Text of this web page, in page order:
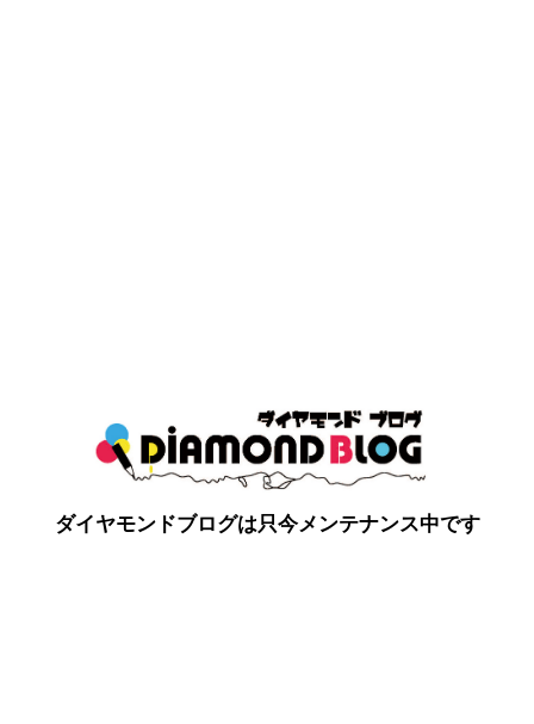
ダイヤモンドブログは只今メンテナンス中です